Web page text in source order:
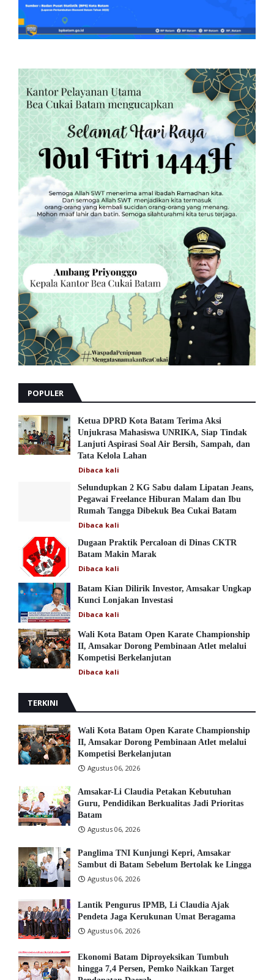
POPULER
Ketua DPRD Kota Batam Terima Aksi
Unjukrasa Mahasiswa UNRIKA, Siap Tindak
Lanjuti Aspirasi Soal Air Bersih, Sampah, dan
Tata Kelola Lahan
Dibaca kali
Selundupkan 2 KG Sabu dalam Lipatan Jeans,
Pegawai Freelance Hiburan Malam dan Ibu
Rumah Tangga Dibekuk Bea Cukai Batam
Dibaca kali
Dugaan Praktik Percaloan di Dinas CKTR
Batam Makin Marak
Dibaca kali
Batam Kian Dilirik Investor, Amsakar Ungkap
Kunci Lonjakan Investasi
Dibaca kali
Wali Kota Batam Open Karate Championship
II, Amsakar Dorong Pembinaan Atlet melalui
Kompetisi Berkelanjutan
Dibaca kali
TERKINI
Wali Kota Batam Open Karate Championship
II, Amsakar Dorong Pembinaan Atlet melalui
Kompetisi Berkelanjutan
Agustus 06, 2026
Amsakar-Li Claudia Petakan Kebutuhan
Guru, Pendidikan Berkualitas Jadi Prioritas
Batam
Agustus 06, 2026
Panglima TNI Kunjungi Kepri, Amsakar
Sambut di Batam Sebelum Bertolak ke Lingga
Agustus 06, 2026
Lantik Pengurus IPMB, Li Claudia Ajak
Pendeta Jaga Kerukunan Umat Beragama
Agustus 06, 2026
Ekonomi Batam Diproyeksikan Tumbuh
hingga 7,4 Persen, Pemko Naikkan Target